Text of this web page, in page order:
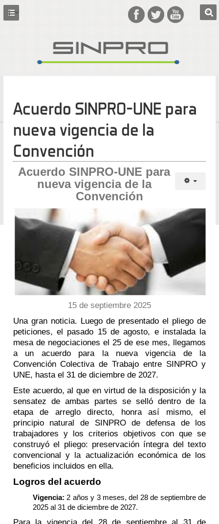
Acuerdo SINPRO-UNE para
nueva vigencia de la
Convención
Acuerdo SINPRO-UNE para
nueva vigencia de la
Convención
15 de septiembre 2025
Una gran noticia. Luego de presentado el pliego de
peticiones, el pasado 15 de agosto, e instalada la
mesa de negociaciones el 25 de ese mes, llegamos
a un acuerdo para la nueva vigencia de la
Convención Colectiva de Trabajo entre SINPRO y
UNE, hasta el 31 de diciembre de 2027.
Este acuerdo, al que en virtud de la disposición y la
sensatez de ambas partes se selló dentro de la
etapa de arreglo directo, honra así mismo, el
principio natural de SINPRO de defensa de los
trabajadores y los criterios objetivos con que se
construyó el pliego: preservación íntegra del texto
convencional y la actualización económica de los
beneficios incluidos en ella.
Logros del acuerdo
Vigencia: 2 años y 3 meses, del 28 de septiembre de
2025 al 31 de diciembre de 2027.